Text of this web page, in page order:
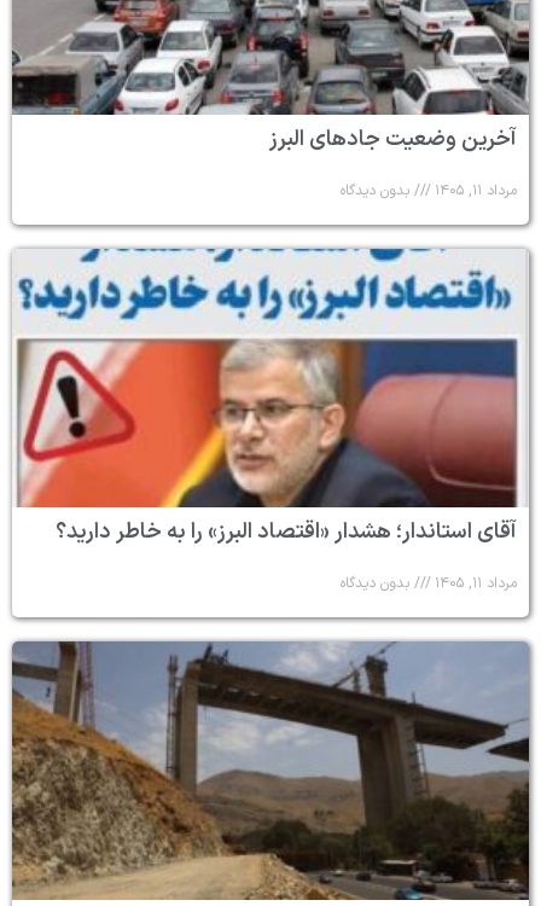
آخرین وضعیت جادهای البرز
مرداد ۱۱, ۱۴۰۵ بدون دیدگاه
آقای استاندار؛ هشدار «اقتصاد البرز» را به خاطر دارید؟
مرداد ۱۱, ۱۴۰۵ بدون دیدگاه